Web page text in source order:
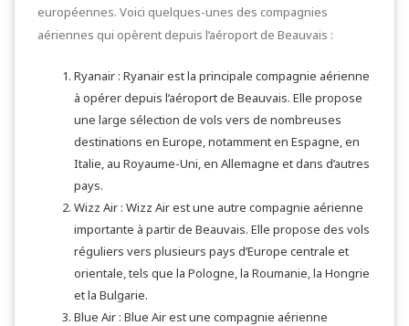
européennes. Voici quelques-unes des compagnies
aériennes qui opèrent depuis l’aéroport de Beauvais :
Ryanair : Ryanair est la principale compagnie aérienne
à opérer depuis l’aéroport de Beauvais. Elle propose
une large sélection de vols vers de nombreuses
destinations en Europe, notamment en Espagne, en
Italie, au Royaume-Uni, en Allemagne et dans d’autres
pays.
Wizz Air : Wizz Air est une autre compagnie aérienne
importante à partir de Beauvais. Elle propose des vols
réguliers vers plusieurs pays d’Europe centrale et
orientale, tels que la Pologne, la Roumanie, la Hongrie
et la Bulgarie.
Blue Air : Blue Air est une compagnie aérienne